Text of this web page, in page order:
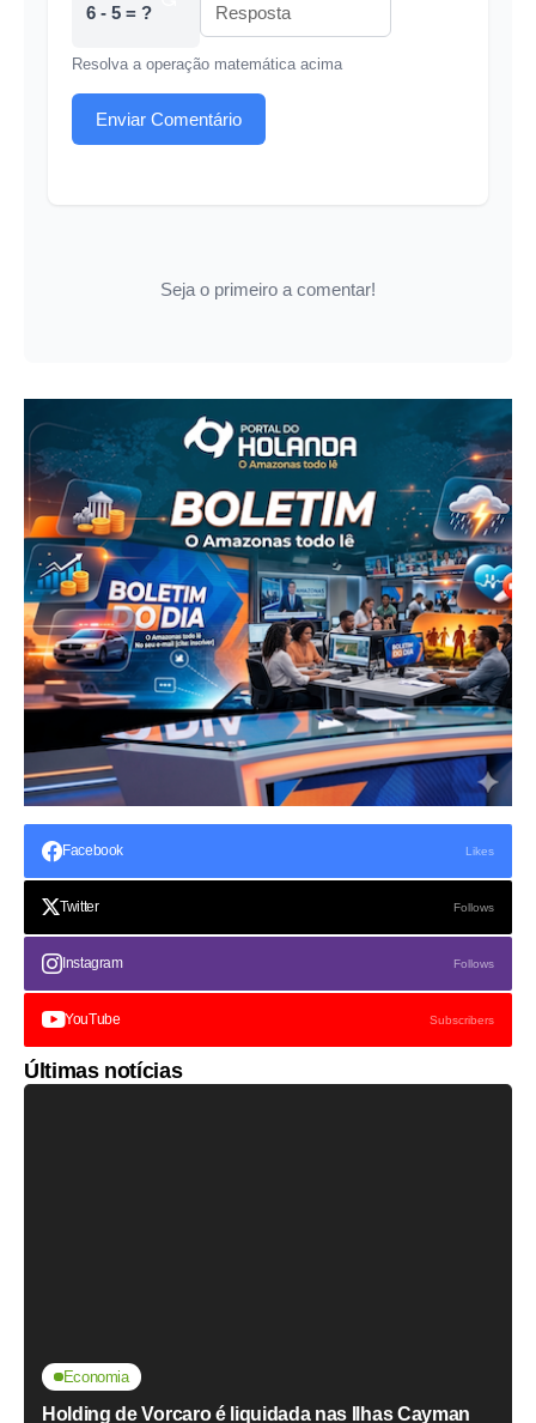
6 - 5 = ?
Resolva a operação matemática acima
Enviar Comentário
Seja o primeiro a comentar!
Facebook Likes
Twitter Follows
Instagram Follows
YouTube Subscribers
Últimas notícias
Economia
Holding de Vorcaro é liquidada nas Ilhas Cayman